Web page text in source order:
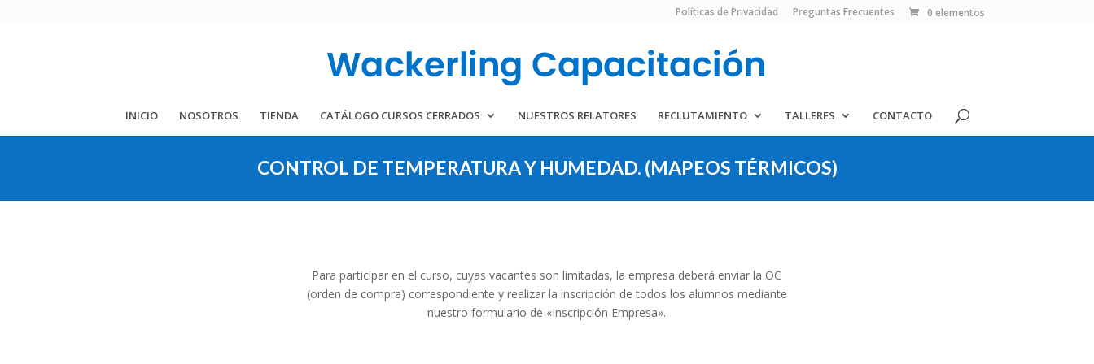
Políticas de Privacidad Preguntas Frecuentes 0 elementos
INICIO NOSOTROS TIENDA CATÁLOGO CURSOS CERRADOS NUESTROS RELATORES RECLUTAMIENTO TALLERES CONTACTO
CONTROL DE TEMPERATURA Y HUMEDAD. (MAPEOS TÉRMICOS)
Para participar en el curso, cuyas vacantes son limitadas, la empresa deberá enviar la OC
(orden de compra) correspondiente y realizar la inscripción de todos los alumnos mediante
nuestro formulario de «Inscripción Empresa».